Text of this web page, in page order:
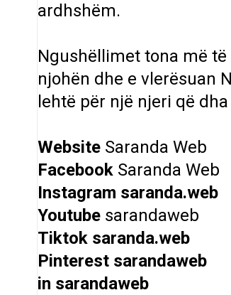
ardhshëm.
Ngushëllimet tona më
njohën dhe e vlerësuan
lehtë për një njeri që
Website Saranda Web
Facebook Saranda Web
Instagram saranda.web
Youtube sarandaweb
Tiktok saranda.web
Pinterest sarandaweb
in sarandaweb